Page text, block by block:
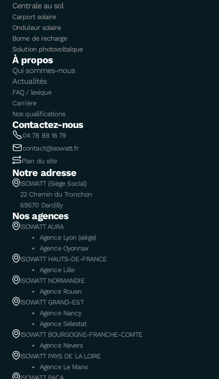
Centrale au sol
Carport solaire
Onduleur solaire
Borne de recharge
Solution photovoltaïque
À propos
Qui sommes-nous
Actualités
FAQ / lexique
Carrière
Nos qualifications
Contactez-nous
04 78 88 16 79
contact@isowatt.fr
Plan du site
Notre adresse
ISOWATT (Siège Social)
22 Chemin du Tronchon
69570 Dardilly
Nos agences
ISOWATT AURA
Agence Lyon (siège)
Agence Oyonnax
ISOWATT HAUTS-DE-FRANCE
Agence Lille
ISOWATT NORMANDIE
Agence Rouen
ISOWATT GRAND-EST
Agence Nancy
Agence Sélestat
ISOWATT BOURGOGNE-FRANCHE-COMTE
Agence Nevers
ISOWATT PAYS DE LA LOIRE
Agence Le Mans
ISOWATT PACA